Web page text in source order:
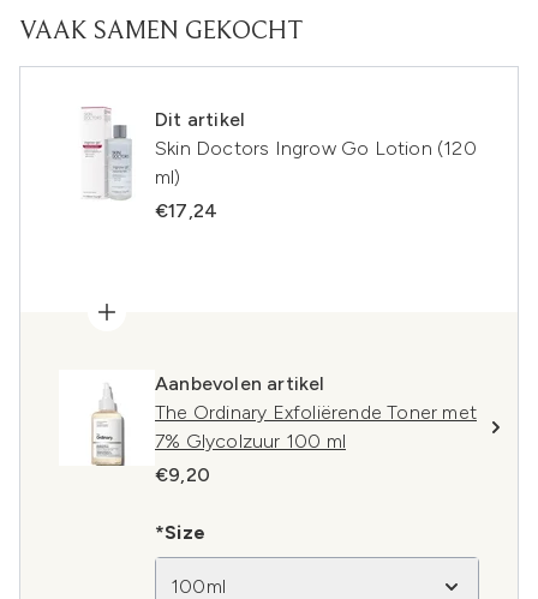
VAAK SAMEN GEKOCHT
Dit artikel
Skin Doctors Ingrow Go Lotion (120
ml)
€17,24
Aanbevolen artikel
The Ordinary Exfoliërende Toner met
7% Glycolzuur 100 ml
€9,20
*Size
100ml